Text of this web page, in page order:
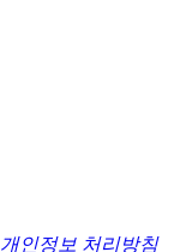
개인정보 처리방침